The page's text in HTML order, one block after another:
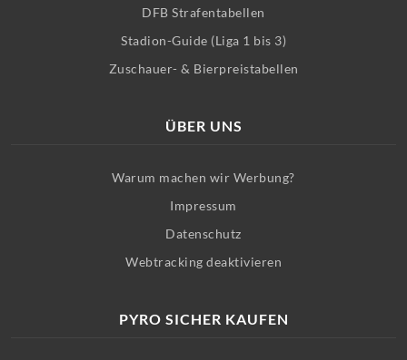
DFB Strafentabellen
Stadion-Guide (Liga 1 bis 3)
Zuschauer- & Bierpreistabellen
ÜBER UNS
Warum machen wir Werbung?
Impressum
Datenschutz
Webtracking deaktivieren
PYRO SICHER KAUFEN